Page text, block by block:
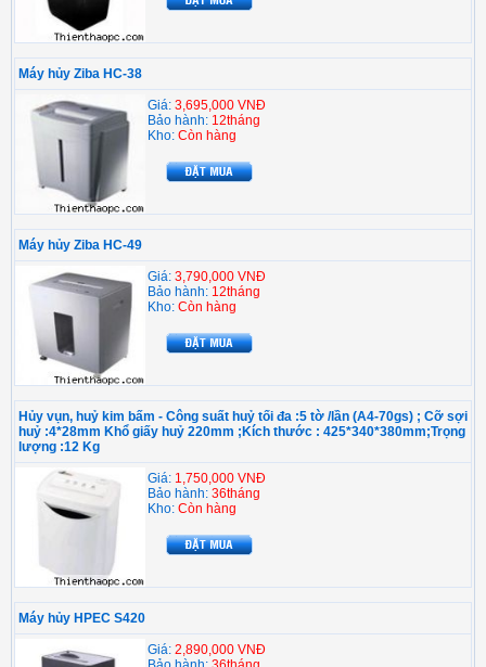
Máy hủy Ziba HC-38
Giá: 3,695,000 VNĐ
Bảo hành: 12tháng
Kho: Còn hàng
Máy hủy Ziba HC-49
Giá: 3,790,000 VNĐ
Bảo hành: 12tháng
Kho: Còn hàng
Hủy vụn, huỷ kim bấm - Công suất huỷ tối đa :5 tờ /lần (A4-70gs) ; Cỡ sợi
huỷ :4*28mm Khổ giấy huỷ 220mm ;Kích thước : 425*340*380mm;Trọng
lượng :12 Kg
Giá: 1,750,000 VNĐ
Bảo hành: 36tháng
Kho: Còn hàng
Máy hủy HPEC S420
Giá: 2,890,000 VNĐ